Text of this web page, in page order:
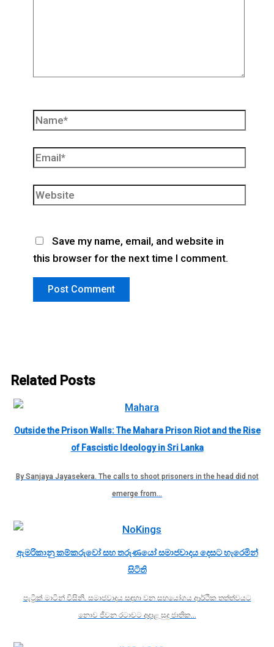
Name*
Email*
Website
Save my name, email, and website in
this browser for the next time I comment.
Related Posts
Outside the Prison Walls: The Mahara Prison Riot and the Rise
of Fascistic Ideology in Sri Lanka
By Sanjaya Jayasekera. The calls to shoot prisoners in the head did not
emerge from…
ඇමරිකානු කම්කරුවෝ සහ තරුණයෝ සමාජවාදය දෙසට හැරෙමින්
සිටිති
පැට්‍රික් මාටින් විසිනි. සමාජවාදය සඳහා වන සහයෝගය ආර්ථික තත්ත්වයට
නොව ජීවන රටාවට අදාළ සුදු ජාතික…